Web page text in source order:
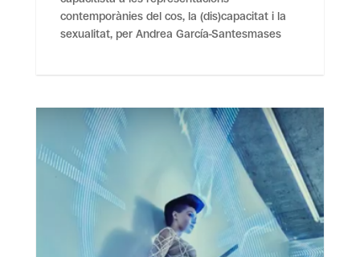
contemporànies del cos, la (dis)capacitat i la
sexualitat, per Andrea García-Santesmases